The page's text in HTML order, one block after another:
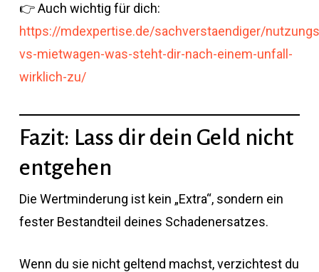
👉 Auch wichtig für dich:
https://mdexpertise.de/sachverstaendiger/
vs-mietwagen-was-steht-dir-nach-einem-unfall-
wirklich-zu/
Fazit: Lass dir dein Geld nicht
entgehen
Die Wertminderung ist kein „Extra“, sondern ein
fester Bestandteil deines Schadenersatzes.
Wenn du sie nicht geltend machst, verzichtest du